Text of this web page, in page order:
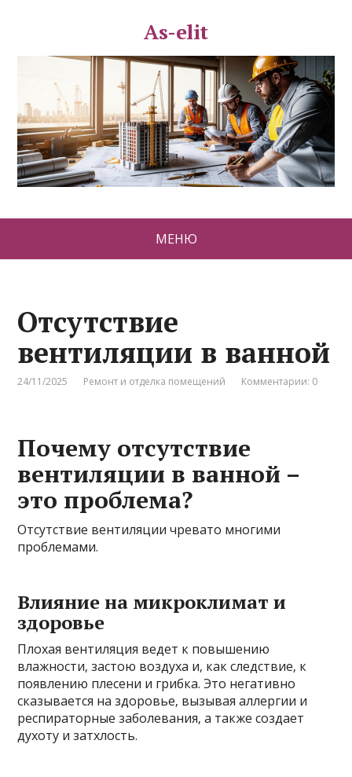
As-elit
МЕНЮ
Отсутствие
вентиляции в ванной
24/11/2025 Ремонт и отделка помещений Комментарии: 0
Почему отсутствие
вентиляции в ванной –
это проблема?
Отсутствие вентиляции чревато многими
проблемами.
Влияние на микроклимат и
здоровье
Плохая вентиляция ведет к повышению
влажности‚ застою воздуха и‚ как следствие‚ к
появлению плесени и грибка. Это негативно
сказывается на здоровье‚ вызывая аллергии и
респираторные заболевания‚ а также создает
духоту и затхлость.